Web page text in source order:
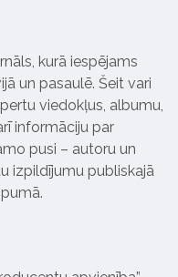
kurā iespējams
un pasaulē. Šeit vari
viedokļus, albumu,
informāciju par
pusi – autoru un
izpildījumu publiskajā